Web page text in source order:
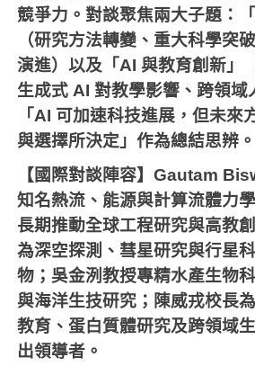
競爭力。對談聚焦兩大子題：
（研究方法轉變、重大科學突
演進）以及「AI 與教育創新」
生成式 AI 對教學影響、跨領域
「AI 可加速科技進展，但未來
與選擇所決定」作為總結思辨。
【國際對談陣容】Gautam
知名熱流、能源與計算流體力
長期推動全球工程研究與高教
為深空探測、彗星研究與行星
物；吳金洌教授專精水產生物
與海洋生技研究；陳威戎校長
教育、蛋白質體研究及跨領域
出領導者。